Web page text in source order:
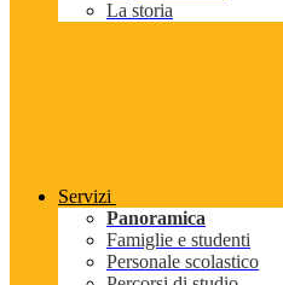
La storia
Servizi
Panoramica
Famiglie e studenti
Personale scolastico